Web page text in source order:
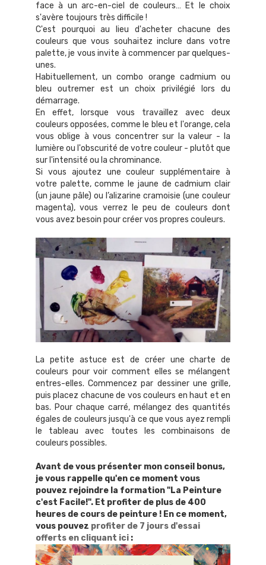
face à un arc-en-ciel de couleurs… Et le choix
s'avère toujours très difficile !
C'est pourquoi au lieu d'acheter chacune des
couleurs que vous souhaitez inclure dans votre
palette, je vous invite à commencer par quelques-
unes.
Habituellement, un combo orange cadmium ou
bleu outremer est un choix privilégié lors du
démarrage.
En effet, lorsque vous travaillez avec deux
couleurs opposées, comme le bleu et l'orange, cela
vous oblige à vous concentrer sur la valeur - la
lumière ou l'obscurité de votre couleur - plutôt que
sur l'intensité ou la chrominance.
Si vous ajoutez une couleur supplémentaire à
votre palette, comme le jaune de cadmium clair
(un jaune pâle) ou l’alizarine cramoisie (une couleur
magenta), vous verrez le peu de couleurs dont
vous avez besoin pour créer vos propres couleurs.
La petite astuce est de créer une charte de
couleurs pour voir comment elles se mélangent
entres-elles. Commencez par dessiner une grille,
puis placez chacune de vos couleurs en haut et en
bas. Pour chaque carré, mélangez des quantités
égales de couleurs jusqu'à ce que vous ayez rempli
le tableau avec toutes les combinaisons de
couleurs possibles.
Avant de vous présenter mon conseil bonus,
je vous rappelle qu'en ce moment vous
pouvez rejoindre la formation "La Peinture
c'est Facile!". Et profiter de plus de 400
heures de cours de peinture ! En ce moment,
vous pouvez profiter de 7 jours d'essai
offerts en cliquant ici :